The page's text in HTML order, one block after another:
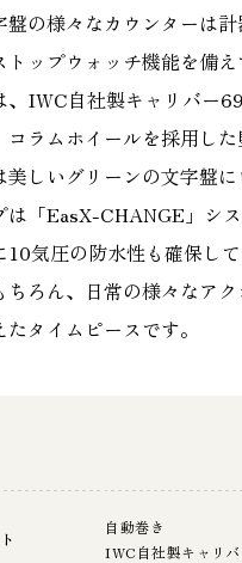
盤の様々なカウンターは
トップウォッチ機能を備
、IWC自社製キャリバー
コラムホイールを採用し
美しいグリーンの文字盤
は「EasX-CHANGE」シ
10気圧の防水性も確保し
ちろん、日常の様々なア
タイムピースです。
自動巻き
IWC自社製キャリ